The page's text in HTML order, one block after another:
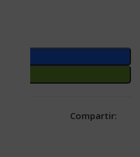
Compartir: